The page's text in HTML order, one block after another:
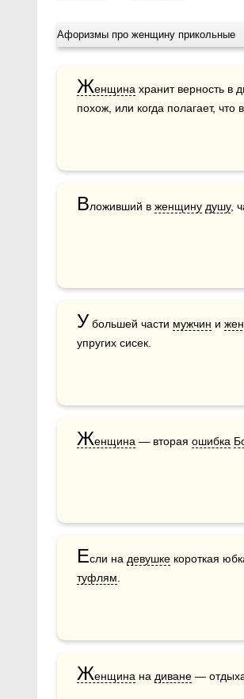
Афоризмы про женщину прикольные
Женщина хранит верность в
похож, или когда полагает,
Вложивший в женщину душу,
У большей части мужчин и
упругих сисек.
Женщина — вторая ошибка
Если на девушке короткая
туфлям
Женщина на диване —